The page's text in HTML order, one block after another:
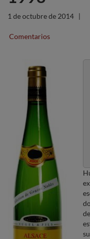
1 de octubre de 2014 |
Comentarios